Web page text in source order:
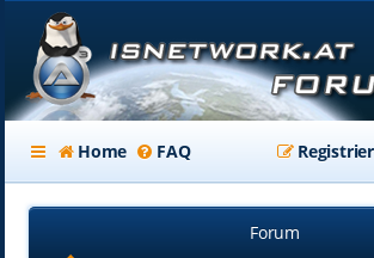
Home FAQ
Forum